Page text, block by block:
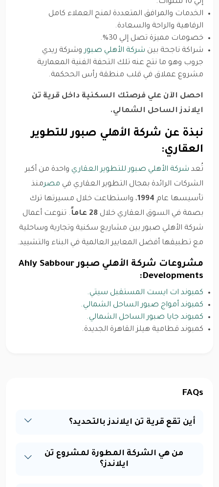
إلي 10 سنوات.
الخدمات والمرافق المتعددة لمنح العملاء كامل
الرفاهية والراحة والسعادة.
خصومات مميزة تصل إلي 30%.
شراكة ناجحة بين شركة الأهلي صبوروشركة ريدي
جروب وهو ما نتج عنه تلك التحفة الفنية المعمارية
مشروع عملاق في قلب منطقة رأس الححكمة.
احصل الآن علي فرصتك السكنية داخل قرية تن
ايلاندز الساحل الشمالي.
نبذة عن شركة الأهلي صبور للتطوير
العقاري:
تُعد شركة الأهلي صبور للتطوير العقاري واحدة من أكبر
الشركات الرائدة بمجال التطوير العقاري في مصرمنذ
تأسيسها عام 1994، واستطاعت خلال مسيرتها ترك
بصمة في السوق العقاري خلال
. تنوعت أعمال
شركة الأهلي صبور بين مشاريع سكنية وتجارية وساحلية
مع تطبيقها أفضل المعايير العالمية في البناء والتشييد.
مشروعات شركة الأهلي صبور Ahly Sabbour
Developments:
كمبوند ات ايست المستقبل سيتي.
كمبوند أمواج صبور الساحل الشمالي.
كمبوند جايا صبور الساحل الشمالي.
كمبوند قطامية هيلز القاهرة الجديدة.
FAQs
أين تقع قرية تن ايلاندز بالتحديد؟
من هي الشركة المطورة لمشروع تن
ايلاندز؟